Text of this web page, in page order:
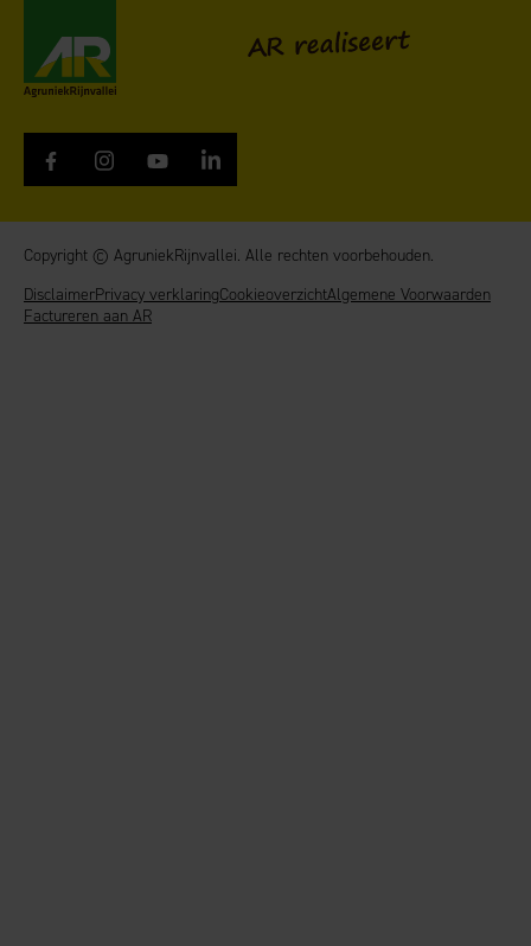
AR realiseert
Copyright © AgruniekRijnvallei. Alle rechten voorbehouden.
DisclaimerPrivacy verklaringCookieoverzichtAlgemene Voorwaarden
Factureren aan AR